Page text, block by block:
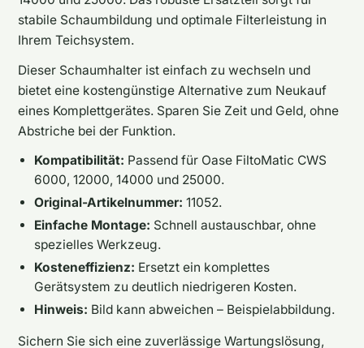
stabile Schaumbildung und optimale Filterleistung in
Ihrem Teichsystem.
Dieser Schaumhalter ist einfach zu wechseln und
bietet eine kostengünstige Alternative zum Neukauf
eines Komplettgerätes. Sparen Sie Zeit und Geld, ohne
Abstriche bei der Funktion.
Kompatibilität: Passend für Oase FiltoMatic CWS
6000, 12000, 14000 und 25000.
Original-Artikelnummer: 11052.
Einfache Montage: Schnell austauschbar, ohne
spezielles Werkzeug.
Kosteneffizienz: Ersetzt ein komplettes
Gerätsystem zu deutlich niedrigeren Kosten.
Hinweis: Bild kann abweichen – Beispielabbildung.
Sichern Sie sich eine zuverlässige Wartungslösung,